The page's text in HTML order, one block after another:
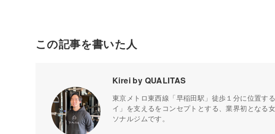
この記事を書いた人
Kirei by QUALITAS
東京メトロ東西線「早稲田駅」徒歩１分に位置す
イ」を支えるをコンセプトとする、業界初となる
ソナルジムです。